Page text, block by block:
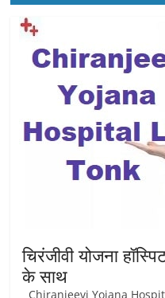
चिरंजीवी योजना
के साथ
Chiranjeevi Yojana